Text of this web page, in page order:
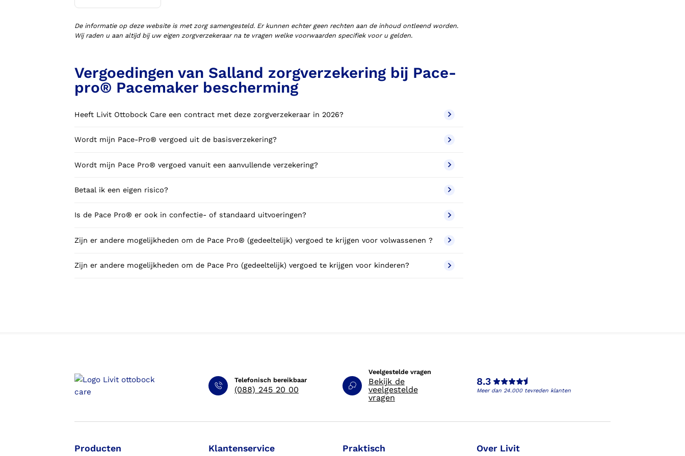
schoenen (VLOS)
De informatie op deze website is met zorg samengesteld. Er kunnen echter geen rechten aan de inhoud ontleend worden.
Wij raden u aan altijd bij uw eigen zorgverzekeraar na te vragen welke voorwaarden specifiek voor u gelden.
Vergoedingen van Salland zorgverzekering bij Pace-
pro® Pacemaker bescherming
Heeft Livit Ottobock Care een contract met deze zorgverzekeraar in 2026?
Wordt mijn Pace-Pro® vergoed uit de basisverzekering?
Wordt mijn Pace Pro® vergoed vanuit een aanvullende verzekering?
Betaal ik een eigen risico?
Is de Pace Pro® er ook in confectie- of standaard uitvoeringen?
Zijn er andere mogelijkheden om de Pace Pro® (gedeeltelijk) vergoed te krijgen voor volwassenen ?
Zijn er andere mogelijkheden om de Pace Pro (gedeeltelijk) vergoed te krijgen voor kinderen?
Telefonisch bereikbaar
(088) 245 20 00
Veelgestelde vragen
Bekijk de
veelgestelde
vragen
8.3
Meer dan 24.000 tevreden klanten
Producten Klantenservice Praktisch Over Livit